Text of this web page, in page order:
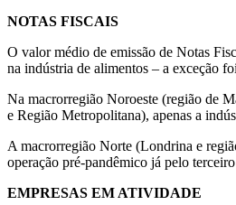
NOTAS FISCAIS
O valor médio de emissão de Notas
na indústria de alimentos – a exceção
Na macrorregião Noroeste (região de
e Região Metropolitana), apenas a
A macrorregião Norte (Londrina e
operação pré-pandêmico já pelo
EMPRESAS EM ATIVIDADE